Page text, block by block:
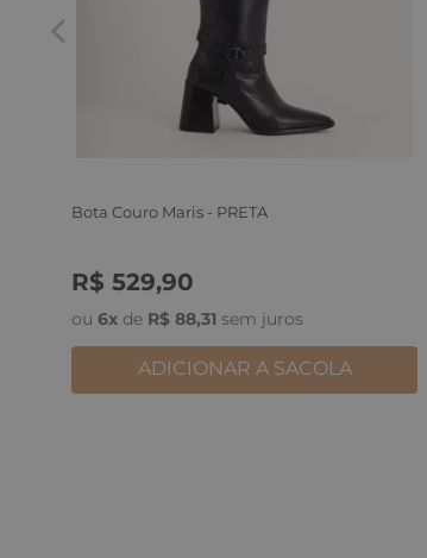
Bota Couro Maris - PRETA
R$ 529,90
ou 6x de R$ 88,31 sem juros
36
ADICIONAR A SACOLA